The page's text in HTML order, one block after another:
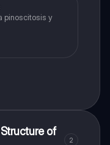
pinoscitosis y
of
2